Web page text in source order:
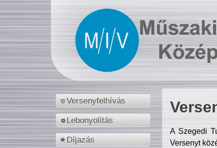
Versenyfelhívás
Lebonyolítás
Díjazás
A Szegedi
Versenyt